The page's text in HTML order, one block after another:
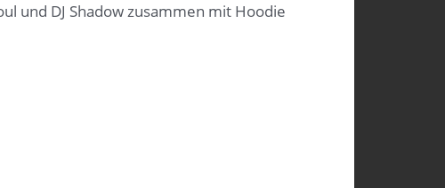
und DJ Shadow zusammen mit Hoodie